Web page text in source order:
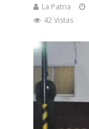
La Patria
42 Vistas